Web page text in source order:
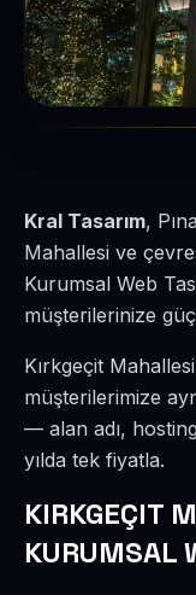
Kral Tasarım,
Mahallesi ve
Kurumsal Web
müşterilerinize
Kırkgeçit
müşterilerimize
— alan adı,
yılda tek fiyatla.
KIRKGEÇIT
KURUMSAL